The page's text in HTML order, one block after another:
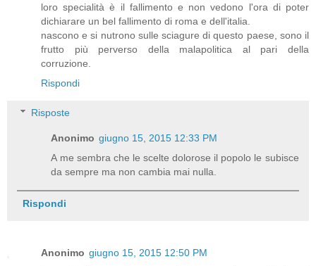
loro specialità è il fallimento e non vedono l'ora di poter
dichiarare un bel fallimento di roma e dell'italia.
nascono e si nutrono sulle sciagure di questo paese, sono il
frutto più perverso della malapolitica al pari della
corruzione.
Rispondi
Risposte
Anonimo giugno 15, 2015 12:33 PM
A me sembra che le scelte dolorose il popolo le subisce
da sempre ma non cambia mai nulla.
Rispondi
Anonimo giugno 15, 2015 12:50 PM